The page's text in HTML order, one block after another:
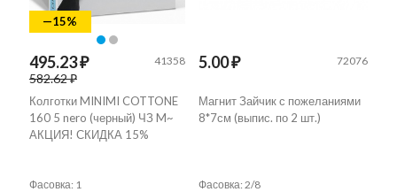
—15%
495.23 ₽
582.62 ₽
41358
Колготки MINIMI COTTONE
160 5 nero (черный) ЧЗ M~
АКЦИЯ! СКИДКА 15%
Фасовка: 1
5.00 ₽ 72076
Магнит Зайчик с пожеланиями
8*7см (выпис. по 2 шт.)
Фасовка: 2/8